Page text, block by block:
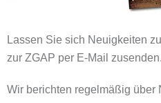
Lassen Sie sich Neuigkeiten
zur ZGAP per E-Mail zusenden.
Wir berichten regelmäßig über